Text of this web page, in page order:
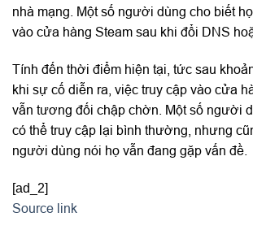
nhà mạng. Một số người dùng cho biết
vào cửa hàng Steam sau khi đổi DNS
Tính đến thời điểm hiện tại, tức sau
khi sự cố diễn ra, việc truy cập vào cửa
vẫn tương đối chập chờn. Một số người
có thể truy cập lại bình thường, nhưng
người dùng nói họ vẫn đang gặp vấn đề.
[ad_2]
Source link